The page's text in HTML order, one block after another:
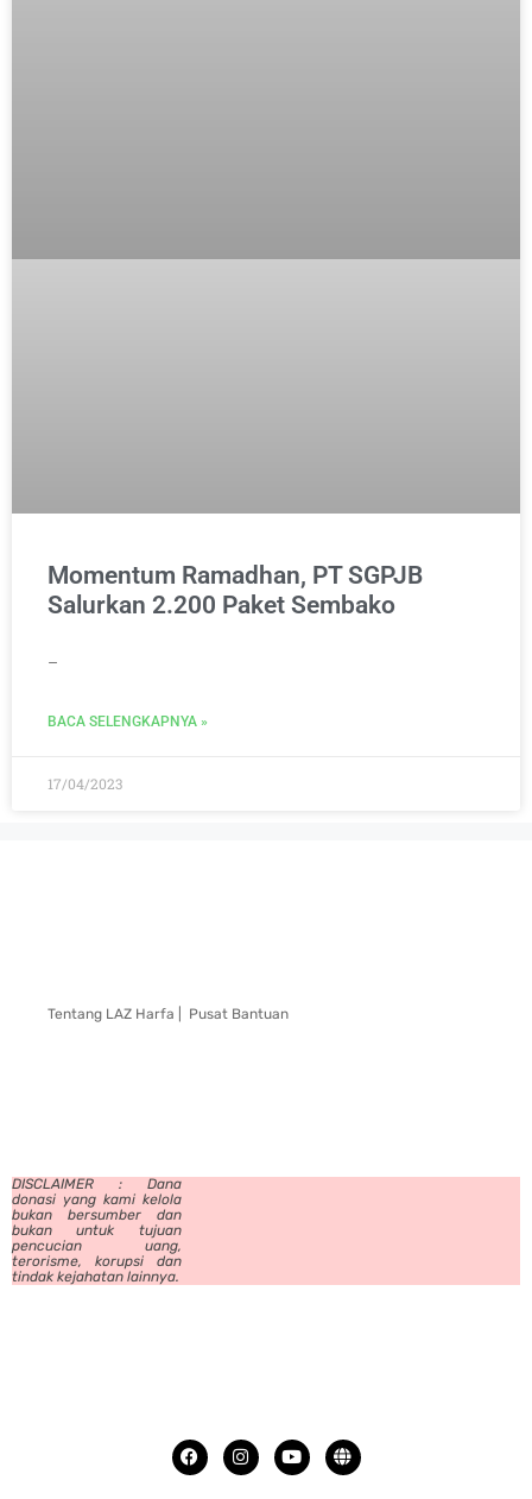
Momentum Ramadhan, PT SGPJB
Salurkan 2.200 Paket Sembako
–
BACA SELENGKAPNYA »
17/04/2023
Tentang LAZ Harfa | Pusat Bantuan
DISCLAIMER : Dana
donasi yang kami kelola
bukan bersumber dan
bukan untuk tujuan
pencucian uang,
terorisme, korupsi dan
tindak kejahatan lainnya.